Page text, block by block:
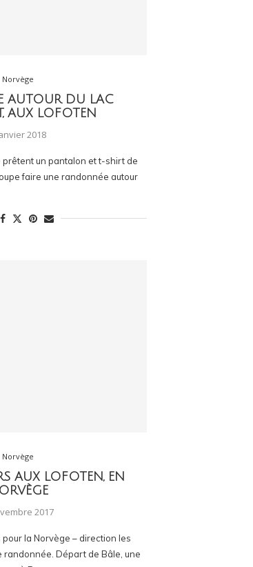
Norvège
AUTOUR DU LAC
AUX LOFOTEN
2018
prêtent un pantalon et t-shirt de
faire une randonnée autour
Norvège
AUX LOFOTEN, EN
2017
pour la Norvège – direction les
randonnée. Départ de Bâle, une